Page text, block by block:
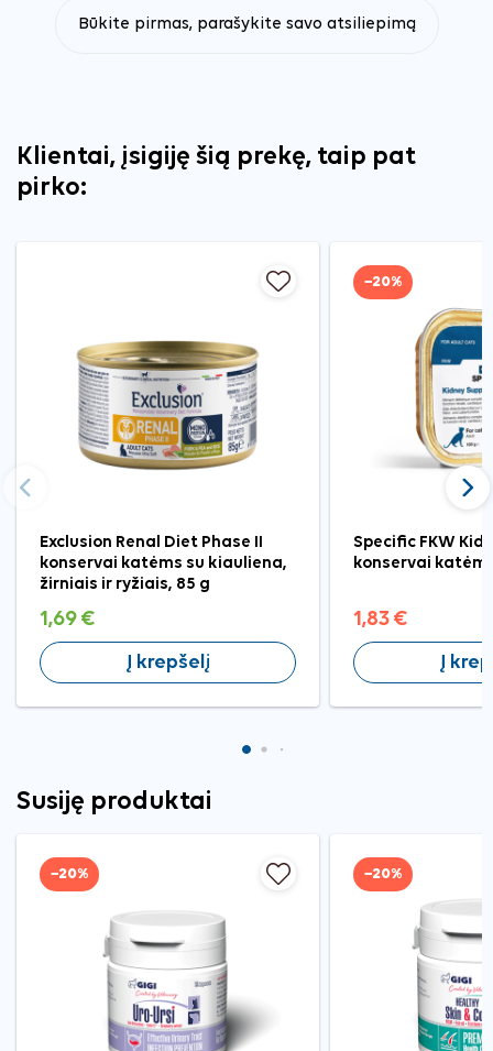
Būkite pirmas, parašykite savo atsiliepimą
Klientai, įsigiję šią prekę, taip pat
pirko:
Exclusion Renal Diet Phase II
konservai katėms su kiauliena,
žirniais ir ryžiais, 85 g
1,69 €
Į krepšelį
−20%
Specific FKW
konservai
1,83 €
Į
Ankstesnis
Susiję produktai
−20% −20%